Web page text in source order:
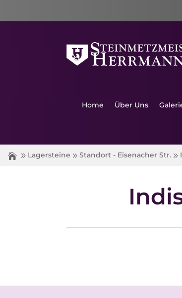
Home Über Uns
Lagersteine Standort - Eisenacher Str.